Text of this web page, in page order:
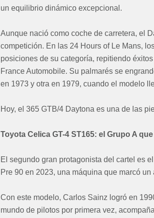
un equilibrio dinámico excepcional.
Aunque nació como coche de carretera, el
competición. En las 24 Hours of Le Mans,
posiciones de su categoría, repitiendo
France Automobile. Su palmarés se
en 1973 y otra en 1979, cuando el modelo
Hoy, el 365 GTB/4 Daytona es una de las
Toyota Celica GT-4 ST165: el Grupo A
El segundo gran protagonista del cartel es
Pre 90 en 2023, una máquina que marcó
Con este modelo, Carlos Sainz logró en
mundo de pilotos por primera vez,